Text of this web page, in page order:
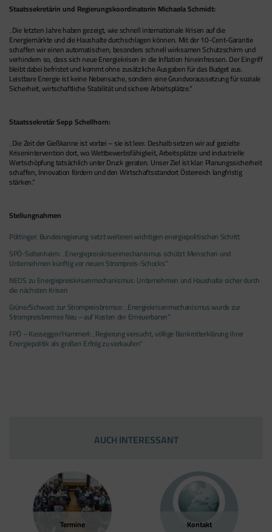
Staatssekretärin und Regierungskoordinatorin Michaela Schmidt:
„Die letzten Jahre haben gezeigt, wie schnell internationale Krisen auf die
Energiemärkte und die Haushalte durchschlagen können. Mit der 10-Cent-Garantie
schaffen wir einen automatischen, besonders schnell wirksamen Schutzschirm und
verhindern so, dass sich neue Energiekrisen in die Inflation hineinfressen. Der Eingriff
bleibt dabei befristet und kommt ohne zusätzliche Ausgaben für das Budget aus.
Leistbare Energie ist keine Nebensache, sondern eine Grundvoraussetzung für soziale
Sicherheit, wirtschaftliche Stabilität und sichere Arbeitsplätze.“
Staatssekretär Sepp Schellhorn:
„Die Zeit der Gießkanne ist vorbei – sie ist leer. Deshalb setzen wir auf gezielte
Krisenintervention dort, wo Wettbewerbsfähigkeit, Arbeitsplätze und industrielle
Wertschöpfung tatsächlich unter Druck geraten. Unser Ziel ist klar: Planungssicherheit
schaffen, Innovation fördern und den Wirtschaftsstandort Österreich langfristig
stärken.“
Stellungnahmen
Pöttinger: Bundesregierung setzt weiteren wichtigen energiepolitischen Schritt
SPÖ-Seltenheim: „Energiepreiskrisenmechanismus schützt Menschen und
Unternehmen künftig vor neuen Strompreis-Schocks“
NEOS zu Energiepreiskrisenmechanismus: Unternehmen und Haushalte sicher durch
die nächsten Krisen
Grüne/Schwarz zur Strompreisbremse: „Energiekrisenmechanismus wurde zur
Strompreisbremse Neu – auf Kosten der Erneuerbaren“
FPÖ – Kassegger/Hammerl: „Regierung versucht, völlige Bankrotterklärung ihrer
Energiepolitik als großen Erfolg zu verkaufen“
Termine Kontakt
AUCH INTERESSANT
besuchen.
Google Tag Manager
Der Google Tag Manager setzt keine Cookies
(im leeren Zustand). Der Tag Manager ist nur
ein "Container", über den Sie u.a. verschiedene
einbauen können. Wenn Sie beispielsweise
Google Analytics über den Tag Manager
einbinden, werden Cookies gesetzt. Diese
Cookies stammen aber von Google Analytics
und nicht vom Tag Manager selbst.